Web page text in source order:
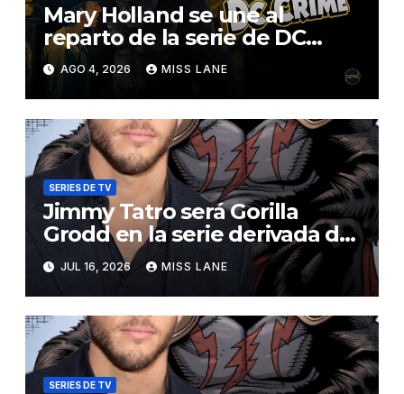
Mary Holland se une al
reparto de la serie de DC
sobre Jimmy Olsen
AGO 4, 2026 MISS LANE
SERIES DE TV
Jimmy Tatro será Gorilla
Grodd en la serie derivada de
DC «DC Crime»
JUL 16, 2026 MISS LANE
SERIES DE TV